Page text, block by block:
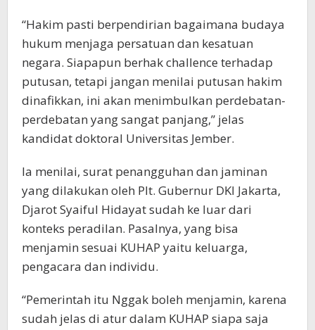
“Hakim pasti berpendirian bagaimana budaya
hukum menjaga persatuan dan kesatuan
negara. Siapapun berhak challence terhadap
putusan, tetapi jangan menilai putusan hakim
dinafikkan, ini akan menimbulkan perdebatan-
perdebatan yang sangat panjang,” jelas
kandidat doktoral Universitas Jember.
Ia menilai, surat penangguhan dan jaminan
yang dilakukan oleh Plt. Gubernur DKI Jakarta,
Djarot Syaiful Hidayat sudah ke luar dari
konteks peradilan. Pasalnya, yang bisa
menjamin sesuai KUHAP yaitu keluarga,
pengacara dan individu.
“Pemerintah itu Nggak boleh menjamin, karena
sudah jelas di atur dalam KUHAP siapa saja